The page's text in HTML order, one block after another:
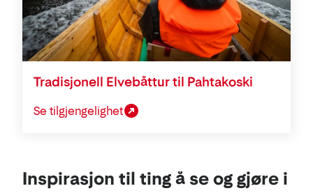
Tradisjonell Elvebåttur til Pahtakoski
Se tilgjengelighet
Inspirasjon til ting å se og gjøre i